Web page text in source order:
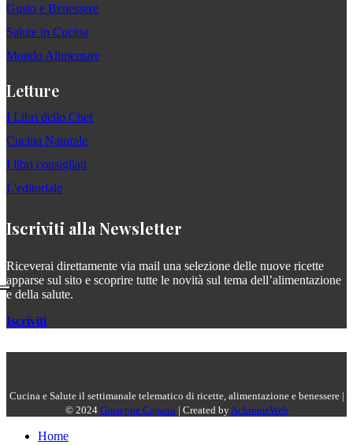
Gusto e Benessere
Salute in Cucina
Mondo Alimentare
Letture
I Libri dello Chef
Cucina Naturale
I libri consigliati
L'editoriale
Iscriviti alla Newsletter
Riceverai direttamente via mail una selezione delle nuove ricette
apparse sul sito e scoprire tutte le novità sul tema dell’alimentazione
e della salute.
Iscriviti
Cucina e Salute il settimanale telematico di ricette, alimentazione e benessere |
© 2024 Giuseppe Capano | Created byAchromeWeb
Home